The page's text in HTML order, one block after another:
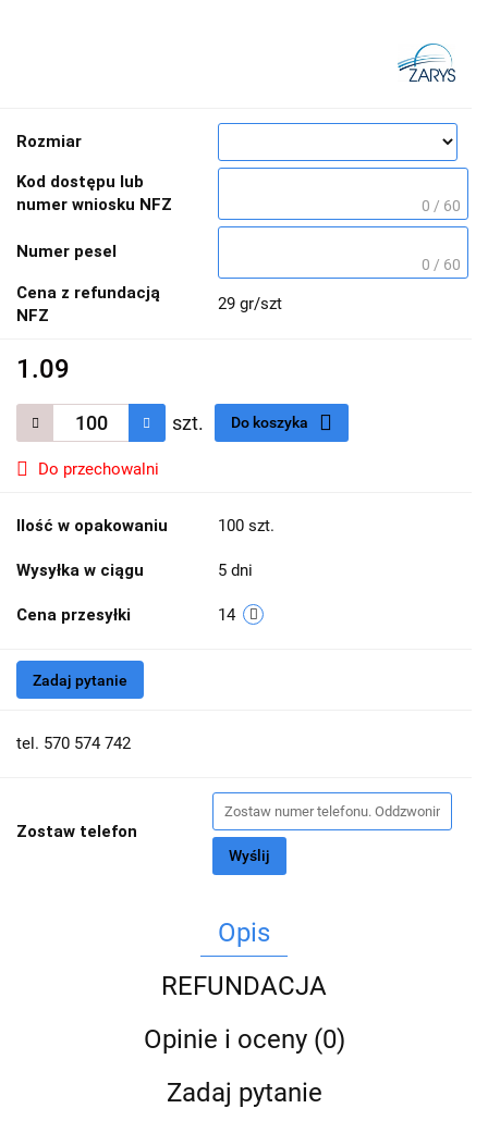
Rozmiar
Kod dostępu lub
numer wniosku NFZ
0 / 60
Numer pesel
0 / 60
Cena z refundacją
NFZ
29 gr/szt
1.09
szt. Do koszyka
Do przechowalni
Ilość w opakowaniu 100 szt.
Wysyłka w ciągu 5 dni
Cena przesyłki 14
Zadaj pytanie
tel. 570 574 742
Zostaw telefon
Wyślij
Opis
REFUNDACJA
Opinie i oceny (0)
Zadaj pytanie